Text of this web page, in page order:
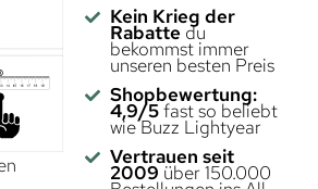
Kein Krieg der
Rabattedu
bekommst immer
unseren besten Preis
Shopbewertung:
4,9/5fast so beliebt
wie Buzz Lightyear
Vertrauen seit
2009über 150.000